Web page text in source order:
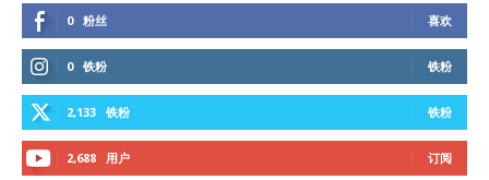
0 粉丝 喜欢
0 铁粉 铁粉
2,133 铁粉 铁粉
2,688 用户 订阅